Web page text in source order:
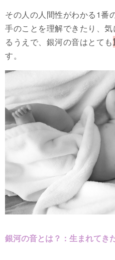
その人の人間性がわかる1番
手のことを理解できたり、
るうえで、銀河の音はとても
す。
銀河の音とは？：生まれてき